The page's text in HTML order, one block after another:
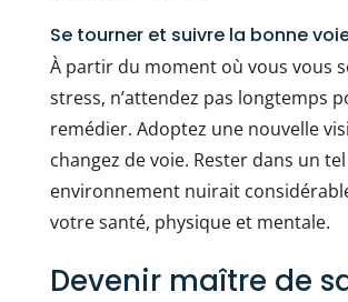
Se tourner et suivre la bonne
À partir du moment où vous vous
stress, n’attendez pas longtemps
remédier. Adoptez une nouvelle
changez de voie. Rester dans un tel
environnement nuirait
votre santé, physique et mentale.
Devenir maître de